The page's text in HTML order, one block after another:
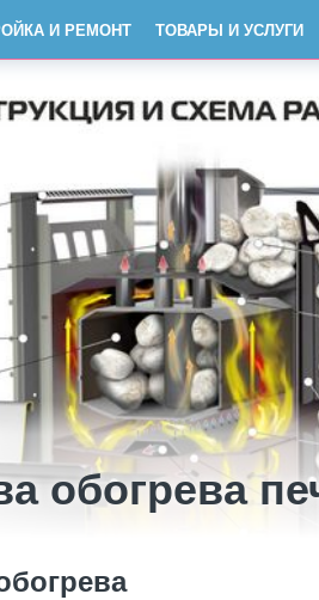
И РЕМОНТ ТОВАРЫ И УСЛУГИ
обогрева